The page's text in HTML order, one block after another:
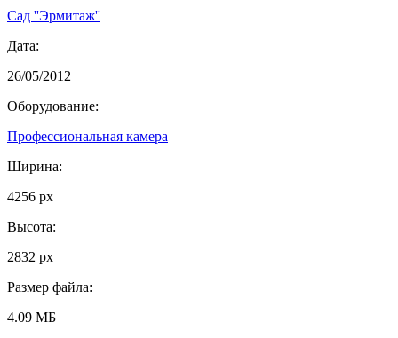
Сад ''Эрмитаж''
Дата:
26/05/2012
Оборудование:
Профессиональная камера
Ширина:
4256 px
Высота:
2832 px
Размер файла:
4.09 МБ